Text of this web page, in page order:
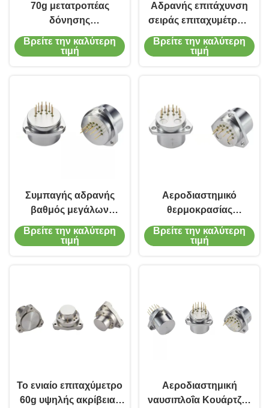
70g μετατροπέας
δόνησης
επιταχυμέτρων κάμψης
χαλαζία σειράς
Βρείτε την καλύτερη
τιμή
Αδρανής επιτάχυνση
σειράς επιταχυμέτρων
50g χαλαζία υψηλής
θερμοκρασίας
Βρείτε την καλύτερη
τιμή
Συμπαγής αδρανής
βαθμός μεγάλων
κλιμάκων δόνησης
επιταχυμέτρων χαλαζία
Βρείτε την καλύτερη
τιμή
Αεροδιαστημικό
θερμοκρασίας
αποζημιώσεων
επιταχυμέτρων
Βρείτε την καλύτερη
τιμή
Το ενιαίο επιταχύμετρο
60g υψηλής ακρίβειας
Αεροδιαστημική
ναυσιπλοΐα Κουάρτζος